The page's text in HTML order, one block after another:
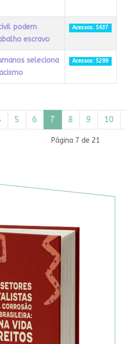
podem
escravo
Acessos: 5637
seleciona
Acessos: 5299
Página 7 de 21
5 6 7 8 9 10